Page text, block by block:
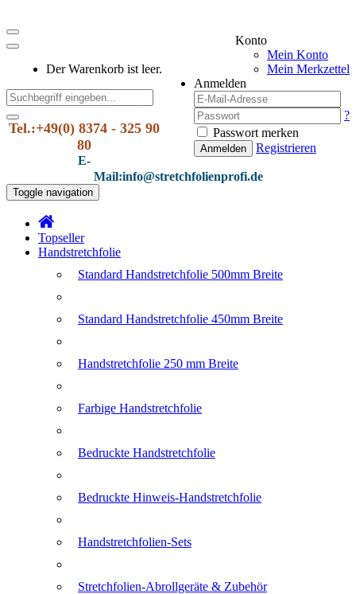
Konto
Mein Konto
Mein Merkzettel
Anmelden
?
Passwort merken
Anmelden Registrieren
Der Warenkorb ist leer.
Tel.:+49(0) 8374 - 325 90
80
E-
Mail:info@stretchfolienprofi.de
Toggle navigation
Topseller
Handstretchfolie
Standard Handstretchfolie 500mm Breite
Standard Handstretchfolie 450mm Breite
Handstretchfolie 250 mm Breite
Farbige Handstretchfolie
Bedruckte Handstretchfolie
Bedruckte Hinweis-Handstretchfolie
Handstretchfolien-Sets
Stretchfolien-Abrollgeräte & Zubehör